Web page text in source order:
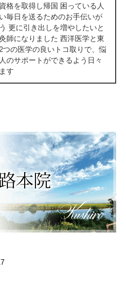
格を取得し帰国 困っている人
毎日を送るためのお手伝いが
更に引き出しを増やしたいと
師になりました 西洋医学と東
つの医学の良いトコ取りで、悩
のサポートができるよう日々
す